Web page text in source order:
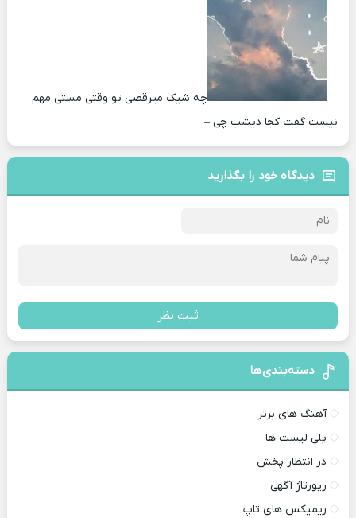
چه شیک میرقصی تو وقتی مستی مهم
نیست گفت کجا دیشب چی –
دیدگاه خود را بگذارید
ثبت نظر
دسته‌بندی‌ها
آهنگ های برتر
پلی لیست ها
در انتظار پخش
رپورتاژ آگهی
ریمیکس های تاپ